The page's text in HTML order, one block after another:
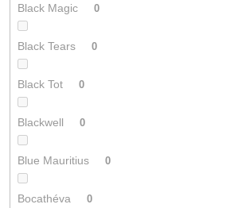
Black Magic 0
Black Tears 0
Black Tot 0
Blackwell 0
Blue Mauritius 0
Bocathéva 0